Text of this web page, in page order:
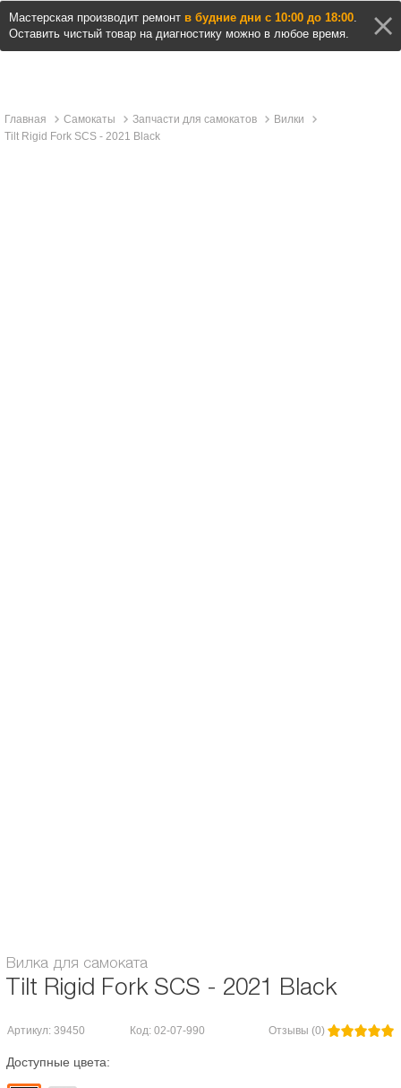
Мастерская производит ремонт в будние дни с 10:00 до 18:00.
Оставить чистый товар на диагностику можно в любое время.
Главная Самокаты Запчасти для самокатов
Вилки
Tilt Rigid Fork SCS - 2021 Black
Вилка для самоката
Tilt Rigid Fork SCS - 2021 Black
Артикул: 39450 Код: 02-07-990 Отзывы (0)
Доступные цвета: